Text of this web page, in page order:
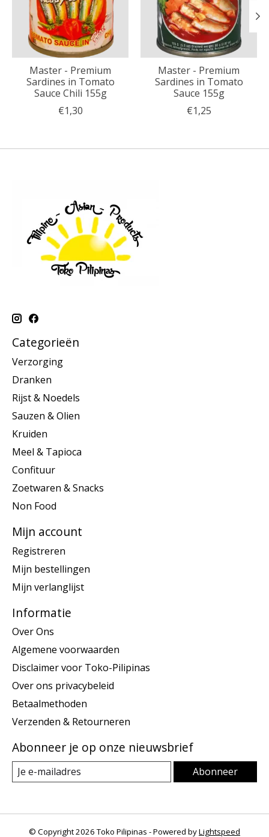
Master - Premium
Sardines in Tomato
Sauce Chili 155g
€1,30
Master - Premium
Sardines in Tomato
Sauce 155g
€1,25
Categorieën
Verzorging
Dranken
Rijst & Noedels
Sauzen & Olien
Kruiden
Meel & Tapioca
Confituur
Zoetwaren & Snacks
Non Food
Mijn account
Registreren
Mijn bestellingen
Mijn verlanglijst
Informatie
Over Ons
Algemene voorwaarden
Disclaimer voor Toko-Pilipinas
Over ons privacybeleid
Betaalmethoden
Verzenden & Retourneren
Abonneer je op onze nieuwsbrief
Abonneer
© Copyright 2026 Toko Pilipinas - Powered byLightspeed